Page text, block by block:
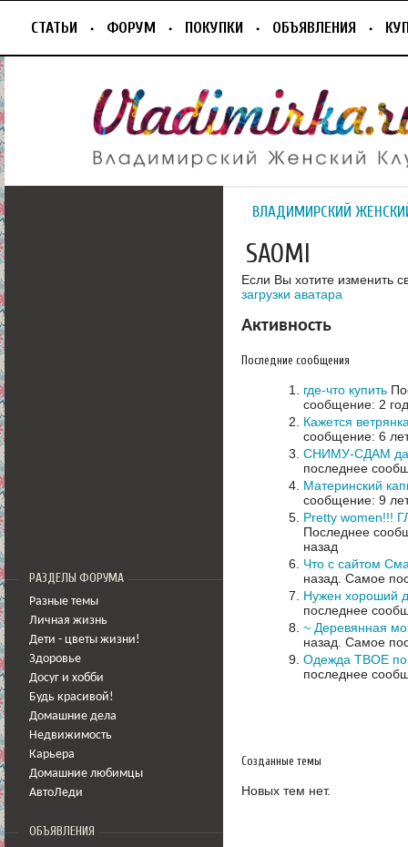
СТАТЬИ ФОРУМ ПОКУПКИ ОБЪЯВЛЕНИЯ
РАЗДЕЛЫ ФОРУМА
Разные темы
Личная жизнь
Дети - цветы жизни!
Здоровье
Досуг и хобби
Будь красивой!
Домашние дела
Недвижимость
Карьера
Домашние любимцы
АвтоЛеди
ОБЪЯВЛЕНИЯ
ВЛАДИМИРСКИЙ
SAOMI
Если Вы хотите изменить
загрузки аватара
Активность
Последние сообщения
где-что купить
сообщение: 2
Кажется
сообщение: 6
СНИМУ-СДАМ
последнее
Материнский
сообщение: 9
Pretty
Последнее
назад
Что с сайтом
назад. Самое
Нужен хороший
последнее
~ Деревянная
назад. Самое
Одежда ТВОЕ по
последнее
Созданные темы
Новых тем нет.